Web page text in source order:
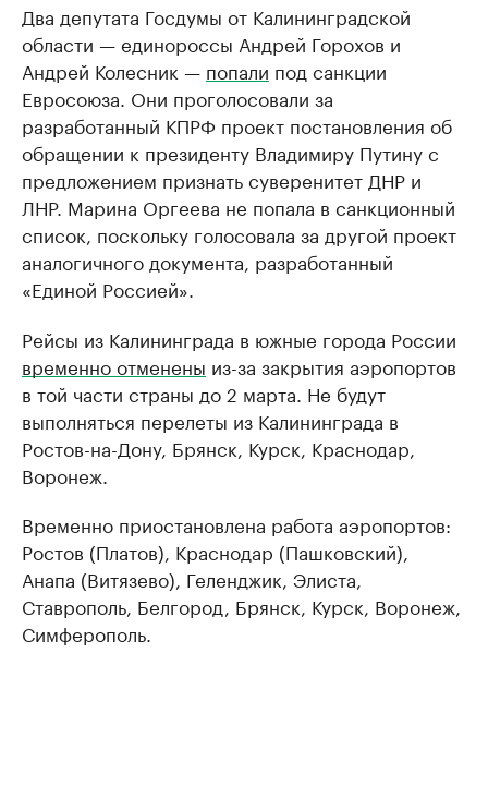
Два депутата Госдумы от Калининградской
области — единороссы Андрей Горохов и
Андрей Колесник — попали под санкции
Евросоюза. Они проголосовали за
разработанный КПРФ проект постановления об
обращении к президенту Владимиру Путину с
предложением признать суверенитет ДНР и
ЛНР. Марина Оргеева не попала в санкционный
список, поскольку голосовала за другой проект
аналогичного документа, разработанный
«Единой Россией».
Рейсы из Калининграда в южные города России
временно отменены из-за закрытия аэропортов
в той части страны до 2 марта. Не будут
выполняться перелеты из Калининграда в
Ростов-на-Дону, Брянск, Курск, Краснодар,
Воронеж.
Временно приостановлена работа аэропортов:
Ростов (Платов), Краснодар (Пашковский),
Анапа (Витязево), Геленджик, Элиста,
Ставрополь, Белгород, Брянск, Курск, Воронеж,
Симферополь.